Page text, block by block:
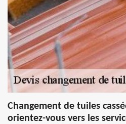
Changement de tuiles
orientez-vous vers les